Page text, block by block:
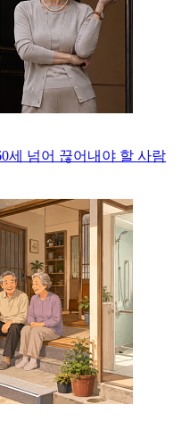
세 넘어 끊어내야 할 사람